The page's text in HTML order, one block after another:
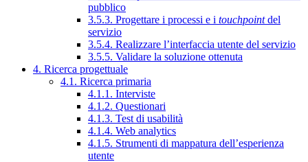
pubblico
3.5.3. Progettare i processi e i touchpointdel
servizio
3.5.4. Realizzare l’interfaccia utente del servizio
3.5.5. Validare la soluzione ottenuta
4. Ricerca progettuale
4.1. Ricerca primaria
4.1.1. Interviste
4.1.2. Questionari
4.1.3. Test di usabilità
4.1.4. Web analytics
4.1.5. Strumenti di mappatura dell’esperienza
utente